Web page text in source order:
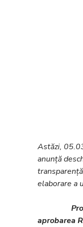
Astăzi,
anunță
elaborare a
Proiect
aprobarea